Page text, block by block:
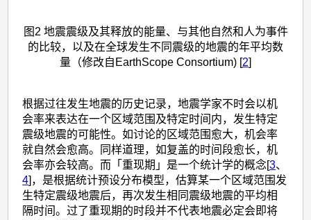
图2 地震震级及其释放的能量、与其他自然和人为事件
的比较，以及在全球发生不同震级的地震的年平均数
量（修改自EarthScope Consortium) [2]
根据过往发生地震的历史记录，地震学家不时会以机
会率来表达在一个区域范围及特定时间内，发生特定
震级地震的可能性。如讨论的区域范围愈大，机会率
就自然会愈高。同样道理，如复盖的时间段愈长，机
会率亦会较高。而「重现期」是一个统计学的概念[3、
4]，是根据统计预设分布模型，估算某一个区域范围发
生特定震级地震后，再次发生相同震级地震的平均相
隔时间。过了重现期的时段并不代表地震必定会即将